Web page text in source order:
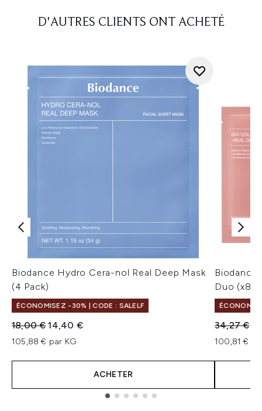
D'AUTRES CLIENTS ONT ACHETÉ
Biodance Hydro Cera-nol Real Deep Mask
(4 Pack)
ÉCONOMISEZ -30% | CODE : SALELF
Prix de vente :
18,00 €Prix ​​actuel :
14,40 €
105,88 € par KG
ACHETER
Biodance
Duo (x8
Prix de
34,27 €
100,81 €